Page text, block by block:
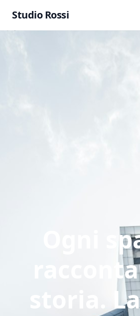
Studio Rossi
Ogni
storia.